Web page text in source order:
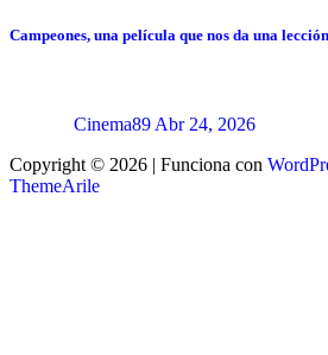
Campeones, una película que nos da una
Cinema89 Abr 24, 2026
Copyright © 2026 | Funciona con
ThemeArile